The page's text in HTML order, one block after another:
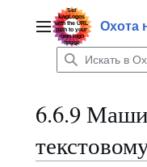
содержаниюГлавное меню
Охота
6.6.9